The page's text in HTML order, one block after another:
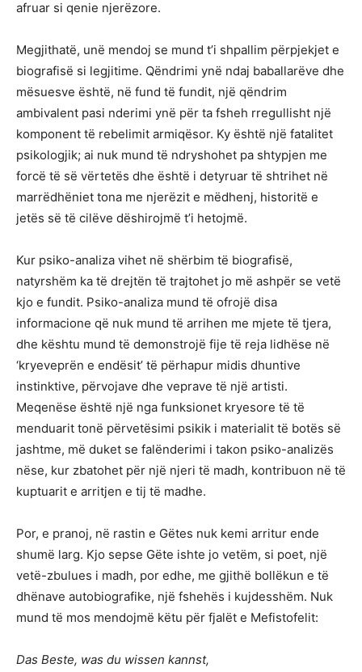
afruar si qenie njerëzore.
Megjithatë, unë mendoj se mund t’i shpallim përpjekjet e
biografisë si legjitime. Qëndrimi ynë ndaj baballarëve dhe
mësuesve është, në fund të fundit, një qëndrim
ambivalent pasi nderimi ynë për ta fsheh rregullisht një
komponent të rebelimit armiqësor. Ky është një fatalitet
psikologjik; ai nuk mund të ndryshohet pa shtypjen me
forcë të së vërtetës dhe është i detyruar të shtrihet në
marrëdhëniet tona me njerëzit e mëdhenj, historitë e
jetës së të cilëve dëshirojmë t’i hetojmë.
Kur psiko-analiza vihet në shërbim të biografisë,
natyrshëm ka të drejtën të trajtohet jo më ashpër se vetë
kjo e fundit. Psiko-analiza mund të ofrojë disa
informacione që nuk mund të arrihen me mjete të tjera,
dhe kështu mund të demonstrojë fije të reja lidhëse në
‘kryeveprën e endësit’ të përhapur midis dhuntive
instinktive, përvojave dhe veprave të një artisti.
Meqenëse është një nga funksionet kryesore të të
menduarit tonë përvetësimi psikik i materialit të botës së
jashtme, më duket se falënderimi i takon psiko-analizës
nëse, kur zbatohet për një njeri të madh, kontribuon në të
kuptuarit e arritjen e tij të madhe.
Por, e pranoj, në rastin e Gëtes nuk kemi arritur ende
shumë larg. Kjo sepse Gëte ishte jo vetëm, si poet, një
vetë-zbulues i madh, por edhe, me gjithë bollëkun e të
dhënave autobiografike, një fshehës i kujdesshëm. Nuk
mund të mos mendojmë këtu për fjalët e Mefistofelit:
Das Beste, was du wissen kannst,